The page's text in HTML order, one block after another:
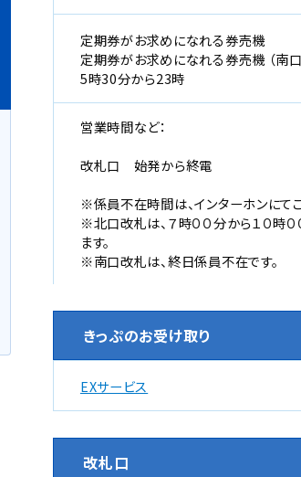
定期券がお求めになれる券売機
定期券がお求めになれる券売機 （南口
5時30分から23時
営業時間など：
改札口 始発から終電
※係員不在時間は、インターホンにて
※北口改札は、７時００分から１０時
ます。
※南口改札は、終日係員不在です。
きっぷのお受け取り
EXサービス
改札口